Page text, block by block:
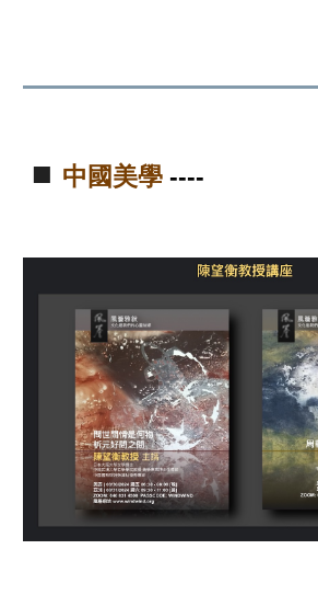
■ 中國美學 ----